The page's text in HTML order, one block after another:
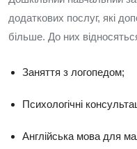
додаткових послуг, які
більше. До них
Заняття з логопедом;
Психологічні
Англійська мова для